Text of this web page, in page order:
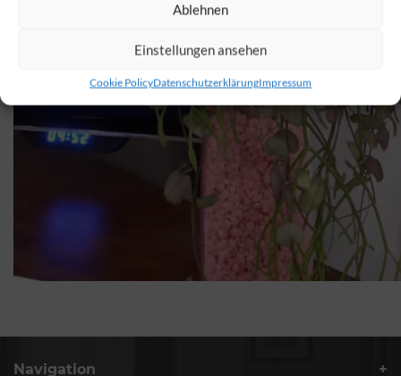
Ablehnen
Einstellungen ansehen
Cookie PolicyDatenschutzerklärungImpressum
Navigation